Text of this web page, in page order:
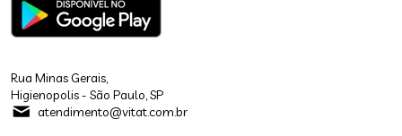
Rua Minas Gerais,
Higienopolis - São Paulo, SP
atendimento@vitat.com.br